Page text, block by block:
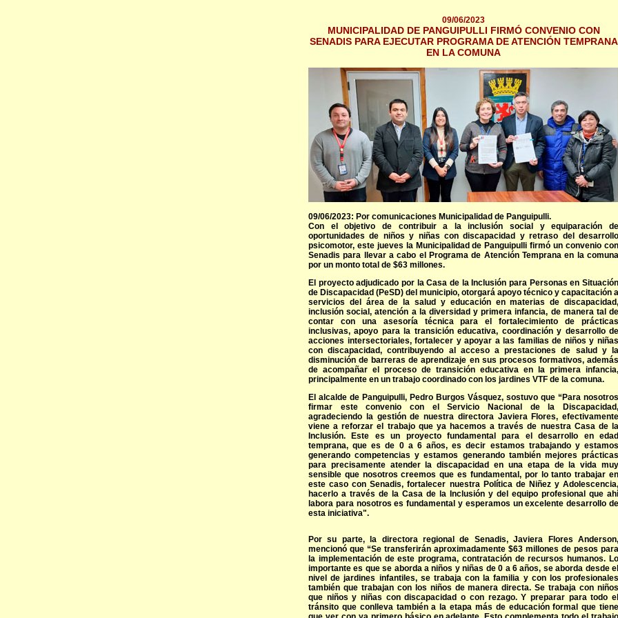
09/06/2023
MUNICIPALIDAD DE PANGUIPULLI FIRMÓ CONVENIO CON
SENADIS PARA EJECUTAR PROGRAMA DE ATENCIÓN TEMPRANA
EN LA COMUNA
09/06/2023: Por comunicaciones Municipalidad de Panguipulli.
Con el objetivo de contribuir a la inclusión social y equiparación de
oportunidades de niños y niñas con discapacidad y retraso del desarrollo
psicomotor, este jueves la Municipalidad de Panguipulli firmó un convenio con
Senadis para llevar a cabo el Programa de Atención Temprana en la comuna
por un monto total de $63 millones.
El proyecto adjudicado por la Casa de la Inclusión para Personas en Situación
de Discapacidad (PeSD) del municipio, otorgará apoyo técnico y capacitación a
servicios del área de la salud y educación en materias de discapacidad,
inclusión social, atención a la diversidad y primera infancia, de manera tal de
contar con una asesoría técnica para el fortalecimiento de prácticas
inclusivas, apoyo para la transición educativa, coordinación y desarrollo de
acciones intersectoriales, fortalecer y apoyar a las familias de niños y niñas
con discapacidad, contribuyendo al acceso a prestaciones de salud y la
disminución de barreras de aprendizaje en sus procesos formativos, además
de acompañar el proceso de transición educativa en la primera infancia,
principalmente en un trabajo coordinado con los jardines VTF de la comuna.
El alcalde de Panguipulli, Pedro Burgos Vásquez, sostuvo que “Para nosotros
firmar este convenio con el Servicio Nacional de la Discapacidad,
agradeciendo la gestión de nuestra directora Javiera Flores, efectivamente
viene a reforzar el trabajo que ya hacemos a través de nuestra Casa de la
Inclusión. Este es un proyecto fundamental para el desarrollo en edad
temprana, que es de 0 a 6 años, es decir estamos trabajando y estamos
generando competencias y estamos generando también mejores prácticas
para precisamente atender la discapacidad en una etapa de la vida muy
sensible que nosotros creemos que es fundamental, por lo tanto trabajar en
este caso con Senadis, fortalecer nuestra Política de Niñez y Adolescencia,
hacerlo a través de la Casa de la Inclusión y del equipo profesional que ahí
labora para nosotros es fundamental y esperamos un excelente desarrollo de
esta iniciativa".
Por su parte, la directora regional de Senadis, Javiera Flores Anderson,
mencionó que “Se transferirán aproximadamente $63 millones de pesos para
la implementación de este programa, contratación de recursos humanos. Lo
importante es que se aborda a niños y niñas de 0 a 6 años, se aborda desde el
nivel de jardines infantiles, se trabaja con la familia y con los profesionales
también que trabajan con los niños de manera directa. Se trabaja con niños
que niños y niñas con discapacidad o con rezago. Y preparar para todo el
tránsito que conlleva también a la etapa más de educación formal que tiene